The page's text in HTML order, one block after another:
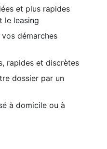
et plus rapides
le leasing
démarches
rapides et discrètes
dossier par un
à domicile ou à